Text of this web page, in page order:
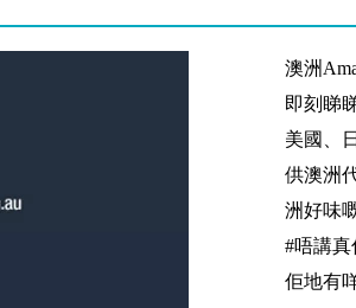
澳洲
即刻睇
美國、
供澳洲
洲好味
#唔講真
佢地有